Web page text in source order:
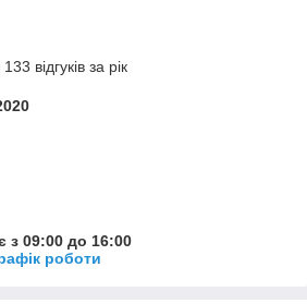
відгуків за рік
з 09:00 до 16:00
роботи